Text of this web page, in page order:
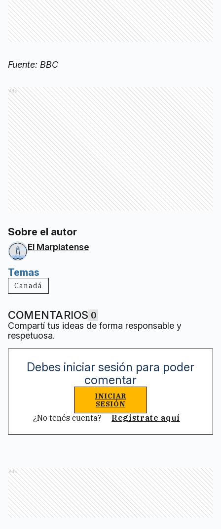
Fuente: BBC
Ads
Sobre el autor
El Marplatense
Temas
Canadá
COMENTARIOS 0
Compartí tus ideas de forma responsable y
respetuosa.
Debes iniciar sesión para poder
comentar
INICIAR
SESIÓN
¿No tenés cuenta? Registrate aquí
Ads